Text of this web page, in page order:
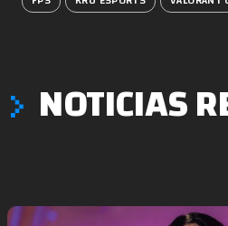
NOTICIAS